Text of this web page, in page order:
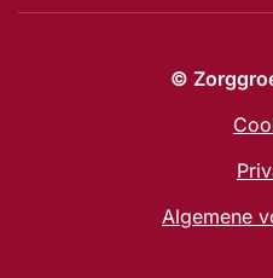
©
Algemene